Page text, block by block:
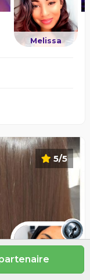
Melissa
5/5